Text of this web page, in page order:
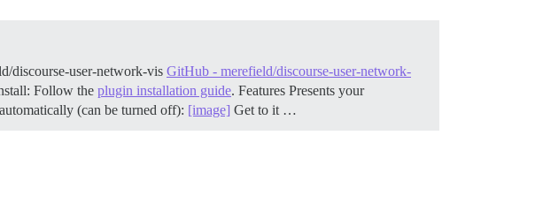
discourse-user-network-vis GitHub - merefield/discourse-user-network-
Follow the plugin installation guide. Features Presents your
(can be turned off): [image] Get to it …